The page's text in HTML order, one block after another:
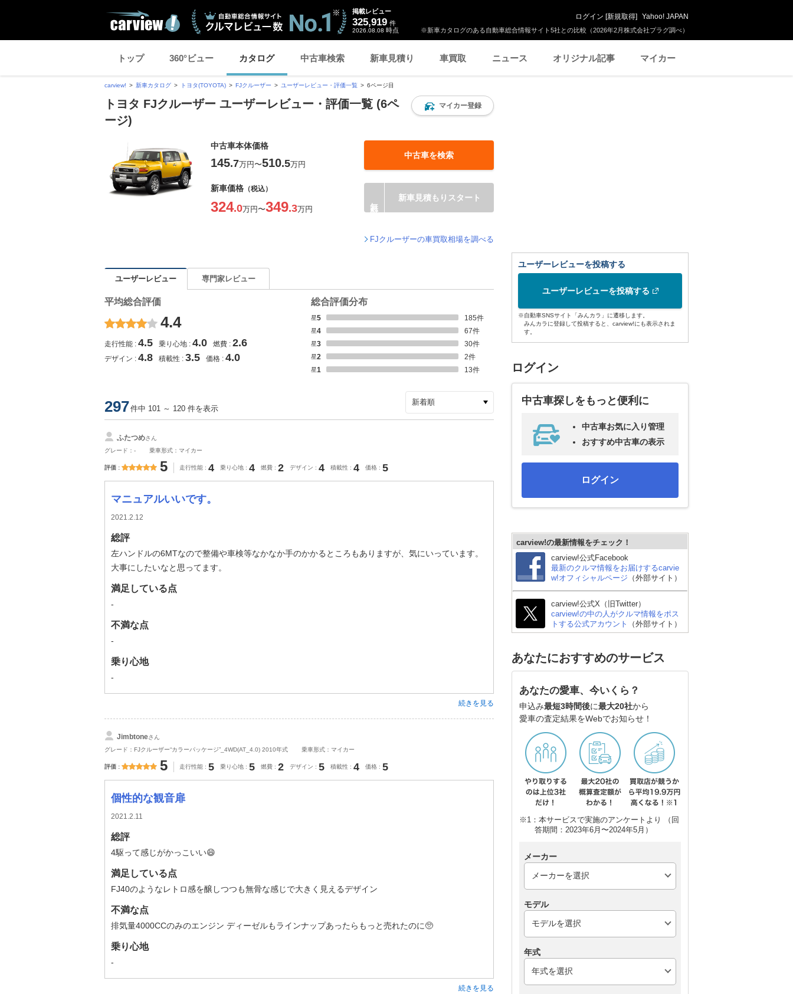
※新車カタログのある自動車総合情報サイト5社との比較（2026年2月株式会社プラグ調べ）
掲載レビュー
325,919 件
2026.08.08 時点
ログイン [新規取得] Yahoo! JAPAN
トップ 360°ビュー カタログ 中古車検索 新車見積り 車買取 ニュース オリジナル記事 マイカー
carview! 新車カタログ トヨタ(TOYOTA) FJクルーザー ユーザーレビュー・評価一覧 6ページ目
トヨタ FJクルーザー ユーザーレビュー・評価一覧 (6ペ
ージ)
マイカー登録
中古車本体価格
145.7万円〜510.5万円
中古車を検索
新車価格 （税込）
324.0万円〜349.3万円
新車見積もりスタート
FJクルーザーの車買取相場を調べる
ユーザーレビュー 専門家レビュー
平均総合評価
4.4
走行性能 4.5 乗り心地 4.0 燃費 2.6
デザイン 4.8 積載性 3.5 価格 4.0
総合評価分布
星5 185件
星4
67件
星3
30件
星2
2件
星1
13件
297件中 101 ～ 120 件を表示
ふたつめさん
グレード：-
乗車形式：マイカー
評価 5 走行性能 4 乗り心地 4 燃費 2 デザイン 4 積載性 4 価格 5
マニュアルいいです。
2021.2.12
総評
左ハンドルの6MTなので整備や車検等なかなか手のかかるところもありますが、気にいっています。
大事にしたいなと思ってます。
満足している点
-
不満な点
-
乗り心地
-
続きを見る
Jimbtoneさん
グレード：FJクルーザー“カラーパッケージ”_4WD(AT_4.0) 2010年式
乗車形式：マイカー
評価 5 走行性能 5 乗り心地 5 燃費 2 デザイン 5 積載性 4 価格 5
個性的な観音扉
2021.2.11
総評
4駆って感じがかっこいい😄
満足している点
FJ40のようなレトロ感を醸しつつも無骨な感じで大きく見えるデザイン
不満な点
排気量4000CCのみのエンジン ディーゼルもラインナップあったらもっと売れたのに🥺
乗り心地
-
続きを見る
ユーザーレビューを投稿する
ユーザーレビューを投稿する
※自動車SNSサイト「みんカラ」に遷移します。
みんカラに登録して投稿すると、carview!にも表示されま
す。
ログイン
中古車探しをもっと便利に
中古車お気に入り管理
おすすめ中古車の表示
ログイン
carview!の最新情報をチェック！
carview!公式Facebook
最新のクルマ情報をお届けするcarvie
w!オフィシャルページ （外部サイト）
carview!公式X（旧Twitter）
carview!の中の人がクルマ情報をポス
トする公式アカウント
（外部サイト）
あなたにおすすめのサービス
あなたの愛車、今いくら？
申込み最短3時間後に最大20社から
愛車の査定結果をWebでお知らせ！
※1：本サービスで実施のアンケートより （回
答期間：2023年6月〜2024年5月）
メーカー
モデル
年式